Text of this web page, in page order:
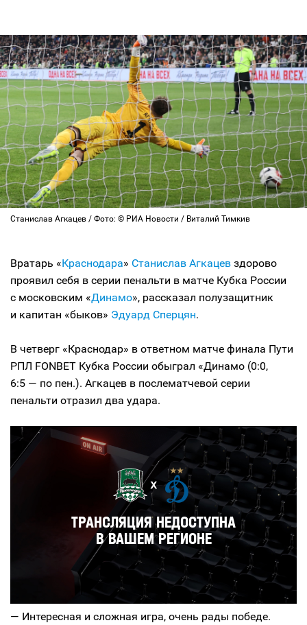
Станислав Агкацев / Фото: © РИА Новости / Виталий Тимкив
Вратарь «Краснодара» Станислав Агкацев здорово
проявил себя в серии пенальти в матче Кубка России
с московским «Динамо», рассказал полузащитник
и капитан «быков» Эдуард Сперцян.
В четверг «Краснодар» в ответном матче финала Пути
РПЛ FONBET Кубка России обыграл «Динамо (0:0,
6:5 — по пен.). Агкацев в послематчевой серии
пенальти отразил два удара.
— Интересная и сложная игра, очень рады победе.